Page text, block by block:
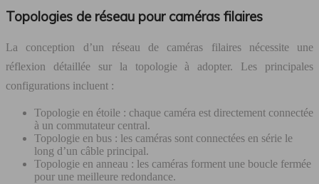
Topologies de réseau pour caméras filaires
La conception d’un réseau de caméras filaires nécessite une
réflexion détaillée sur la topologie à adopter. Les principales
configurations incluent :
Topologie en étoile : chaque caméra est directement connectée
à un commutateur central.
Topologie en bus : les caméras sont connectées en série le
long d’un câble principal.
Topologie en anneau : les caméras forment une boucle fermée
pour une meilleure redondance.